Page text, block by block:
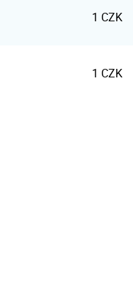
1 CZK
1 CZK